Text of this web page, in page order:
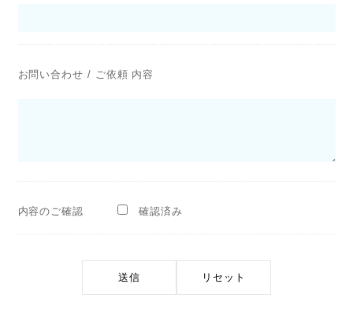
お問い合わせ / ご依頼 内容
内容のご確認 確認済み